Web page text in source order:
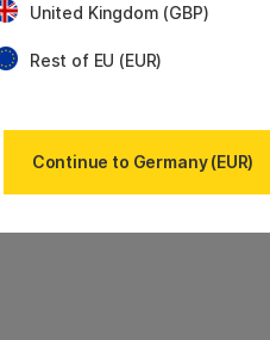
69.90 €
United Kingdom (GBP)
Rest of EU (EUR)
Continue to Germany (EUR)